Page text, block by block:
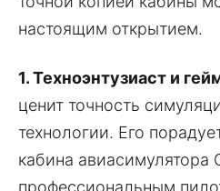
настоящим открытием.
1. Техноэнтузиаст и
ценит точность
технологии. Его
кабина авиасимулятора
профессиональным